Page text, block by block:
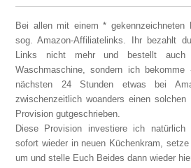
Bei allen mit einem *
sog. Amazon-Affiliatelinks. Ihr bezahlt
Links nicht mehr und bestellt auch
Waschmaschine, sondern ich
nächsten 24 Stunden etwas bei
zwischenzeitlich woanders einen
Provision gutgeschrieben.
Diese Provision investiere ich natürlich
sofort wieder in neuen Küchenkram,
um und stelle Euch Beides dann wieder